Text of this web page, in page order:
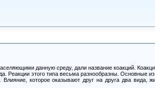
данную среду, дали название коакций.
Реакции этого типа весьма разнообразны.
Влияние, которое оказывают друг на друга два